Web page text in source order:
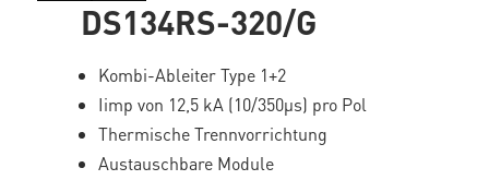
DS134RS-320/G
Kombi-Ableiter Type 1+2
Iimp von 12,5 kA (10/350µs) pro Pol
Thermische Trennvorrichtung
Austauschbare Module